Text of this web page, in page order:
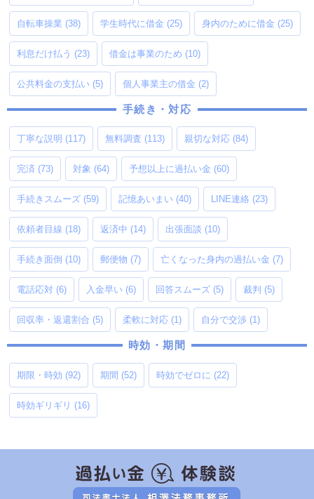
自転車操業 (38) 学生時代に借金 (25) 身内のために借金 (25)
利息だけ払う (23) 借金は事業のため (10)
公共料金の支払い (5) 個人事業主の借金 (2)
手続き・対応
丁寧な説明 (117) 無料調査 (113) 親切な対応 (84)
完済 (73) 対象 (64) 予想以上に過払い金 (60)
手続きスムーズ (59) 記憶あいまい (40) LINE連絡 (23)
依頼者目線 (18) 返済中 (14) 出張面談 (10)
手続き面倒 (10) 郵便物 (7) 亡くなった身内の過払い金 (7)
電話応対 (6) 入金早い (6) 回答スムーズ (5) 裁判 (5)
回収率・返還割合 (5) 柔軟に対応 (1) 自分で交渉 (1)
時効・期間
期限・時効 (92) 期間 (52) 時効でゼロに (22)
時効ギリギリ (16)